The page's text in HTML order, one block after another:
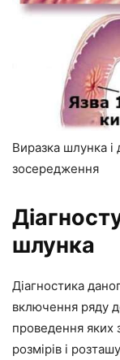
Виразка шлунка і
зосередження
шлунка
Діагностика
включення ряду
проведення яких
розмірів і